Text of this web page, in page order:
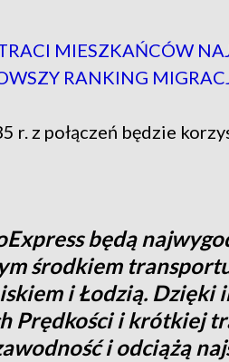
MIESZKAŃCÓW
RANKING
r. z połączeń będzie
będą
środkiem
i Łodzią. Dzięki
Prędkości i krótkiej
i odciążą